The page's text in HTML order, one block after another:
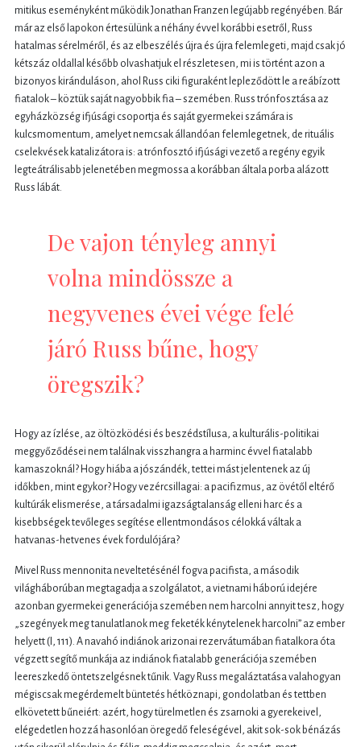
mitikus eseményként működik Jonathan Franzen legújabb regényében. Bár
már az első lapokon értesülünk a néhány évvel korábbi esetről, Russ
hatalmas sérelméről, és az elbeszélés újra és újra felemlegeti, majd csak jó
kétszáz oldallal később olvashatjuk el részletesen, mi is történt azon a
bizonyos kiránduláson, ahol Russ ciki figuraként lepleződött le a reábízott
fiatalok – köztük saját nagyobbik fia – szemében. Russ trónfosztása az
egyházközség ifjúsági csoportja és saját gyermekei számára is
kulcsmomentum, amelyet nemcsak állandóan felemlegetnek, de rituális
cselekvések katalizátora is: a trónfosztó ifjúsági vezető a regény egyik
legteátrálisabb jelenetében megmossa a korábban általa porba alázott
Russ lábát.
De vajon tényleg annyi
volna mindössze a
negyvenes évei vége felé
járó Russ bűne, hogy
öregszik?
Hogy az ízlése, az öltözködési és beszédstílusa, a kulturális-politikai
meggyőződései nem találnak visszhangra a harminc évvel fiatalabb
kamaszoknál? Hogy hiába a jószándék, tettei mást jelentenek az új
időkben, mint egykor? Hogy vezércsillagai: a pacifizmus, az övétől eltérő
kultúrák elismerése, a társadalmi igazságtalanság elleni harc és a
kisebbségek tevőleges segítése ellentmondásos célokká váltak a
hatvanas-hetvenes évek fordulójára?
Mivel Russ mennonita neveltetésénél fogva pacifista, a második
világháborúban megtagadja a szolgálatot, a vietnami háború idejére
azonban gyermekei generációja szemében nem harcolni annyit tesz, hogy
„szegények meg tanulatlanok meg feketék kénytelenek harcolni” az ember
helyett (I, 111). A navahó indiánok arizonai rezervátumában fiatalkora óta
végzett segítő munkája az indiánok fiatalabb generációja szemében
leereszkedő öntetszelgésnek tűnik. Vagy Russ megaláztatása valahogyan
mégiscsak megérdemelt büntetés hétköznapi, gondolatban és tettben
elkövetett bűneiért: azért, hogy türelmetlen és zsarnoki a gyerekeivel,
elégedetlen hozzá hasonlóan öregedő feleségével, akit sok-sok bénázás